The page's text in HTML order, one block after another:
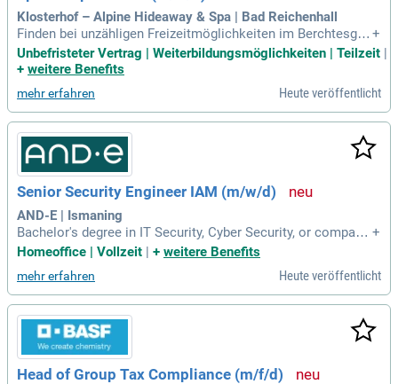
Klosterhof – Alpine Hideaway & Spa | Bad Reichenhall
Finden bei unzähligen Freizeitmöglichkeiten im Berchtesgad
ener- und Salzburger Land; Unsere aktuellen Auszeichnunge
n & Bewertungen: Bestes Spa Konzept; Spa Star Awards 202
besten Wellnesshotels mit Medical
+
Unbefristeter Vertrag | Weiterbildungsmöglichkeiten | Teilzeit
+ weitere Benefits
mehr erfahren Heute veröffentlicht
Senior Security Engineer IAM (m/w/d)
AND-E | Ismaning
Bachelor's degree in IT Security, Cyber Security, or compara
ble qualification (or equivalent practical experience); 5+ yea
ands-on IAM responsibility; Deep expertise in Entra ID, Activ
e Directory, MFA
+
Homeoffice | Vollzeit | + weitere Benefits
mehr erfahren Heute veröffentlicht
Head of Group Tax Compliance (m/f/d)